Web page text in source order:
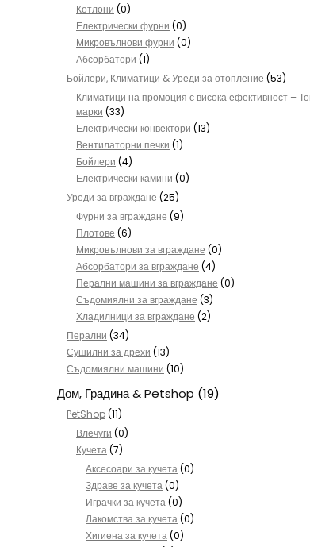
Котлони (0)
Електрически фурни (0)
Микровълнови фурни (0)
Абсорбатори (1)
Бойлери, Климатици & Уреди за отопление (53)
Климатици на промоция с висока ефективност –
марки (33)
Електрически конвектори (13)
Вентилаторни печки (1)
Бойлери (4)
Електрически камини (0)
Уреди за вграждане (25)
Фурни за вграждане (9)
Плотове (6)
Микровълнови за вграждане (0)
Абсорбатори за вграждане (4)
Перални машини за вграждане (0)
Съдомиялни за вграждане (3)
Хладилници за вграждане (2)
Перални (34)
Сушилни за дрехи (13)
Съдомиялни машини (10)
Дом, Градина & Petshop (19)
PetShop(11)
Влечуги (0)
Кучета(7)
Аксесоари за кучета(0)
Здраве за кучета(0)
Играчки за кучета(0)
Лакомства за кучета(0)
Хигиена за кучета(0)